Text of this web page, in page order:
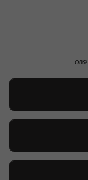
OBS!